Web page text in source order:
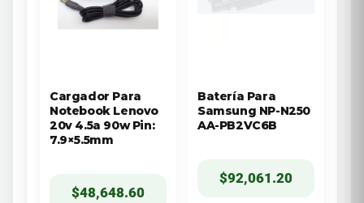
Cargador Para
Notebook Lenovo
20v 4.5a 90w Pin:
7.9×5.5mm
$48,648.60
Batería Para
Samsung NP-N250
AA-PB2VC6B
$92,061.20